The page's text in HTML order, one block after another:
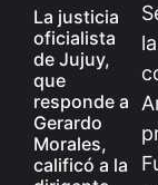
La justicia
oficialista
de Jujuy,
que
responde a
Gerardo
Morales,
calificó a la